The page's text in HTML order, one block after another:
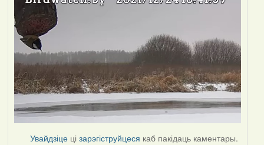
Увайдзіце цізарэгіструйцеся каб пакідаць каментары.